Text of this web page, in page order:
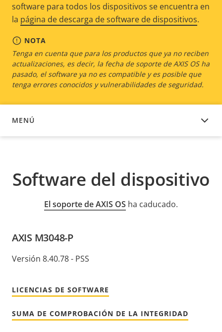
software para todos los dispositivos se encuentra en
la página de descarga de software de dispositivos.
NOTA
Tenga en cuenta que para los productos que ya no reciben
actualizaciones, es decir, la fecha de soporte de AXIS OS ha
pasado, el software ya no es compatible y es posible que
tenga errores conocidos y vulnerabilidades de seguridad.
MENÚ
SOFTWARE DEL DISPOSITIVO
Software del dispositivo
El soporte de AXIS OS ha caducado.
AXIS M3048-P
Versión 8.40.78 - PSS
LICENCIAS DE SOFTWARE
SUMA DE COMPROBACIÓN DE LA INTEGRIDAD